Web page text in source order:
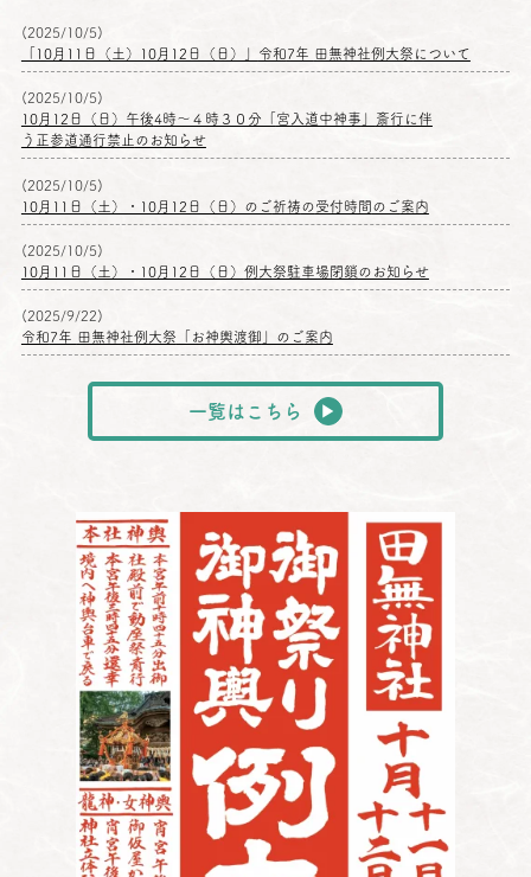
(2025/10/5)
「10月11日（土）10月12日（日）」 令和7年 田無神社例大祭 について
(2025/10/5)
10月12日（日） 午後4時～４時３０分「 宮入道中神事 斎行 に伴
う 正参道通行禁止 のお知らせ
(2025/10/5)
10月11日（土）・10月12日（日）のご祈祷の受付時間のご案内
(2025/10/5)
10月11日（土）・10月12日（日） 例大祭駐車場閉鎖のお知らせ
(2025/9/22)
令和7年 田無神社例大祭 「お神輿渡御 」のご案内
一覧はこちら ▶